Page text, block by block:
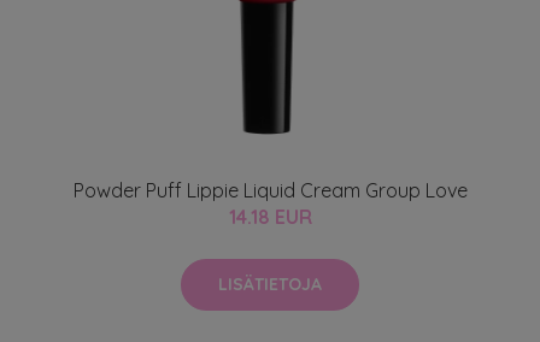
Powder Puff Lippie Liquid Cream Group Love
14.18 EUR
LISÄTIETOJA